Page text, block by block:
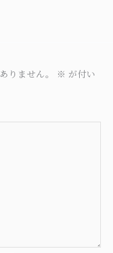
りません。 ※ が付い